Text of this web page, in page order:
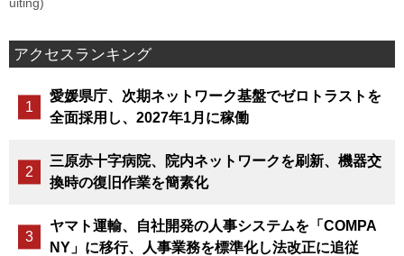
uiting)
アクセスランキング
愛媛県庁、次期ネットワーク基盤でゼロトラストを
全面採用し、2027年1月に稼働
三原赤十字病院、院内ネットワークを刷新、機器交
換時の復旧作業を簡素化
ヤマト運輸、自社開発の人事システムを「COMPA
NY」に移行、人事業務を標準化し法改正に追従